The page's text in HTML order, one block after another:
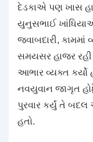
દેડકાએ પણ ખાસ
યુનુસભાઈ
જવાબદારી, કામમાં
સમયસર હાજર
આભાર વ્યક્ત કર્યો
નવયુવાન જાગૃત
પુરવાર કર્યું તે
હતો.